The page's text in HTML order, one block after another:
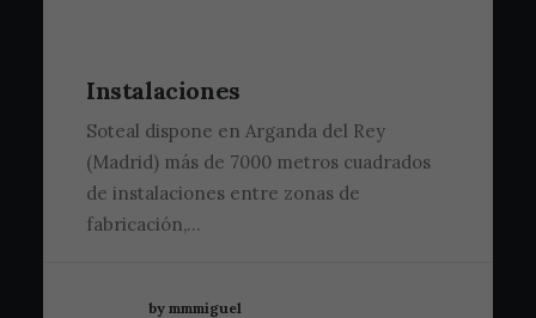
Instalaciones
Soteal dispone en Arganda del Rey
(Madrid) más de 7000 metros cuadrados
de instalaciones entre zonas de
fabricación,…
by mmmiguel